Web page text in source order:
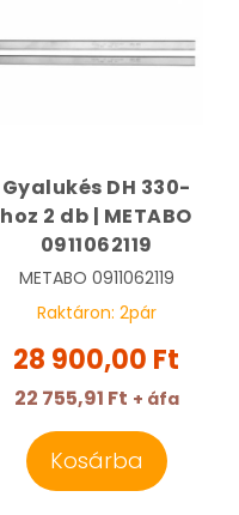
Gyalukés DH 330-
hoz 2 db | METABO
0911062119
METABO 0911062119
Raktáron: 2pár
28 900,00 Ft
22 755,91 Ft + áfa
Kosárba